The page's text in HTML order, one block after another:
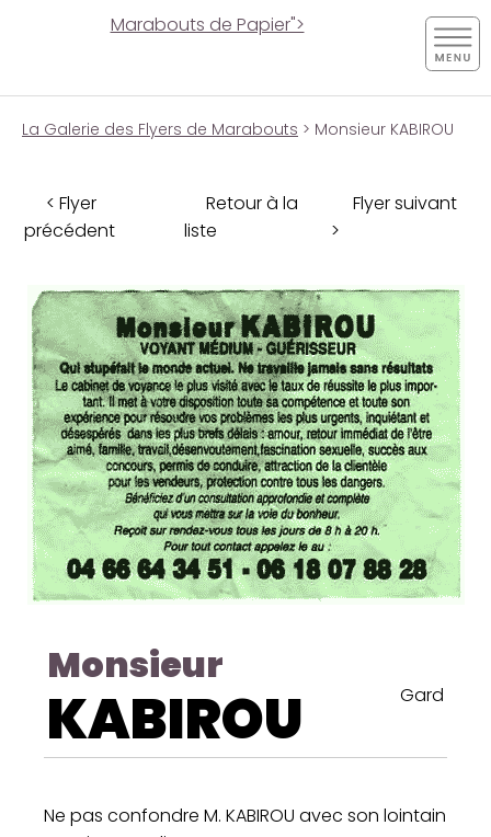
Marabouts de Papier">
La Galerie des Flyers de Marabouts > Monsieur KABIROU
< Flyer
précédent
Retour à la
liste
Flyer suivant
>
Monsieur
KABIROU Gard
Ne pas confondre M. KABIROU avec son lointain